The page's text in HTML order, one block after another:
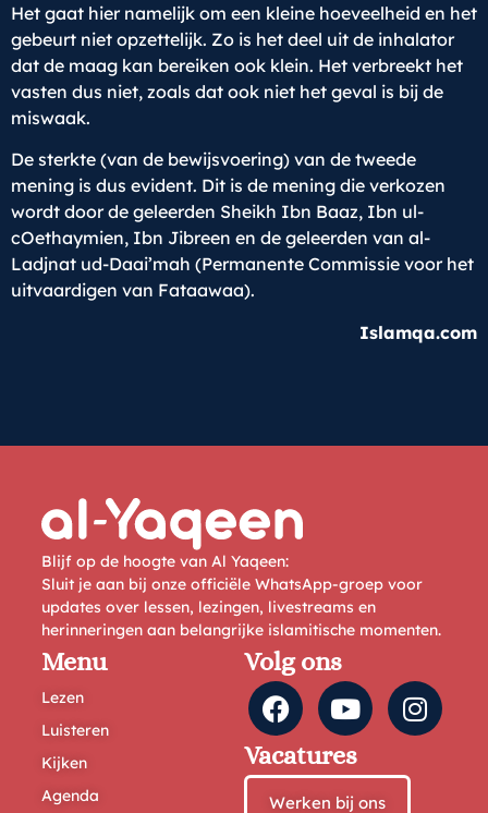
Het gaat hier namelijk om een kleine hoeveelheid en het
gebeurt niet opzettelijk. Zo is het deel uit de inhalator
dat de maag kan bereiken ook klein. Het verbreekt het
vasten dus niet, zoals dat ook niet het geval is bij de
miswaak.
De sterkte (van de bewijsvoering) van de tweede
mening is dus evident. Dit is de mening die verkozen
wordt door de geleerden Sheikh Ibn Baaz, Ibn ul-
cOethaymien, Ibn Jibreen en de geleerden van al-
Ladjnat ud-Daai’mah (Permanente Commissie voor het
uitvaardigen van Fataawaa).
Islamqa.com
Blijf op de hoogte van Al Yaqeen:
Sluit je aan bij onze officiële WhatsApp-groep voor
updates over lessen, lezingen, livestreams en
herinneringen aan belangrijke islamitische momenten.
Menu
Lezen
Luisteren
Kijken
Agenda
Volg ons
Vacatures
Werken bij ons